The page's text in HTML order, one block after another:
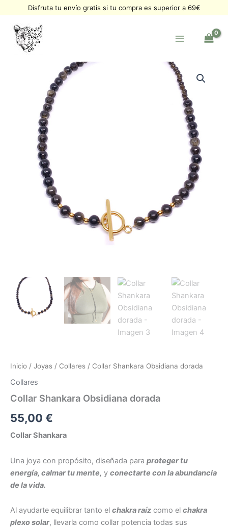
al
contenido
Disfruta tu envío gratis si tu compra es superior a 69€
Inicio / Joyas / Collares / Collar Shankara Obsidiana dorada
Collares
Collar Shankara Obsidiana dorada
55,00 €
Collar Shankara
Una joya con propósito, diseñada para proteger tu
energía, calmar tu mente, y conectarte con la abundancia
de la vida.
Al ayudarte equilibrar tanto el chakra raíz como el chakra
plexo solar, llevarla como collar potencia todas sus